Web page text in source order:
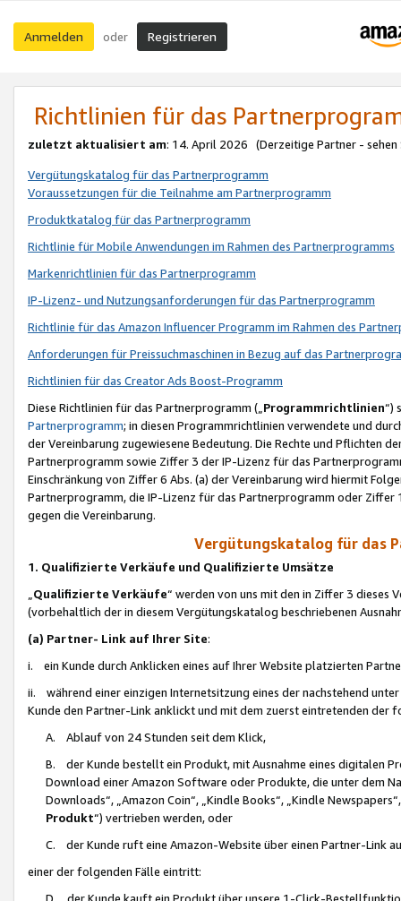
Anmelden oder Registrieren
Richtlinien für das
zuletzt aktualisiert am: 14. April 2026 (Derzeitige Partner - sehen
Vergütungskatalog für das Partnerprogramm
Voraussetzungen für die Teilnahme am Partnerprogramm
Produktkatalog für das Partnerprogramm
Richtlinie für Mobile Anwendungen im Rahmen des Partnerprogramms
Markenrichtlinien für das Partnerprogramm
IP-Lizenz- und Nutzungsanforderungen für das Partnerprogramm
Richtlinie für das Amazon Influencer Programm im Rahmen des
Anforderungen für Preissuchmaschinen in Bezug auf das
Richtlinien für das Creator Ads Boost-Programm
Diese Richtlinien für das Partnerprogramm („Programmrichtlinien“)
Partnerprogramm; in diesen Programmrichtlinien verwendete und
der Vereinbarung zugewiesene Bedeutung. Die Rechte und Pflichten
Partnerprogramm sowie Ziffer 3 der IP-Lizenz für das
Einschränkung von Ziffer 6 Abs. (a) der Vereinbarung wird hiermit
Partnerprogramm, die IP-Lizenz für das Partnerprogramm oder
gegen die Vereinbarung.
Vergütungskatalog für das
1. Qualifizierte Verkäufe und Qualifizierte Umsätze
Qualifizierte Verkäufe“ werden von uns mit den in Ziffer 3
(vorbehaltlich der in diesem Vergütungskatalog beschriebenen
(a) Partner- Link auf Ihrer Site:
i. ein Kunde durch Anklicken eines auf Ihrer Website platzierten
ii. während einer einzigen Internetsitzung eines der nachstehend
Kunde den Partner-Link anklickt und mit dem zuerst eintretenden der
A. Ablauf von 24 Stunden seit dem Klick,
B. der Kunde bestellt ein Produkt, mit Ausnahme eines digitalen
Download einer Amazon Software oder Produkte, die unter dem
Downloads“, „Amazon Coin“, „Kindle Books“, „Kindle
Produkt“) vertrieben werden, oder
C. der Kunde ruft eine Amazon-Website über einen Partner-Link
einer der folgenden Fälle eintritt:
D. der Kunde kauft ein Produkt über unsere 1-Click-